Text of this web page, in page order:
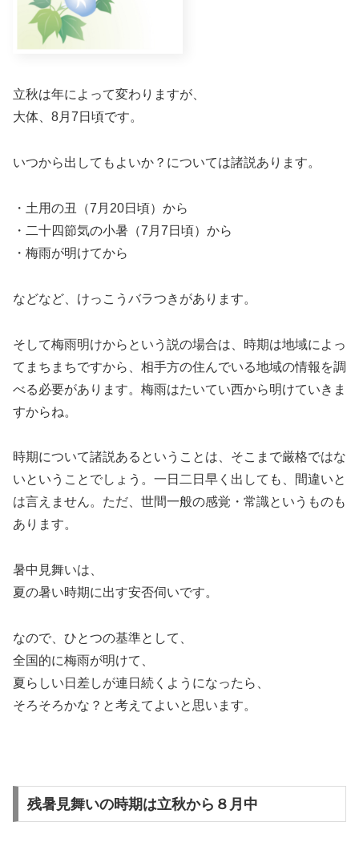
立秋は年によって変わりますが、
大体、8月7日頃です。
いつから出してもよいか？については諸説あります。
・土用の丑（7月20日頃）から
・二十四節気の小暑（7月7日頃）から
・梅雨が明けてから
などなど、けっこうバラつきがあります。
そして梅雨明けからという説の場合は、時期は地域によっ
てまちまちですから、相手方の住んでいる地域の情報を調
べる必要があります。梅雨はたいてい西から明けていきま
すからね。
時期について諸説あるということは、そこまで厳格ではな
いということでしょう。一日二日早く出しても、間違いと
は言えません。ただ、世間一般の感覚・常識というものも
あります。
暑中見舞いは、
夏の暑い時期に出す安否伺いです。
なので、ひとつの基準として、
全国的に梅雨が明けて、
夏らしい日差しが連日続くようになったら、
そろそろかな？と考えてよいと思います。
残暑見舞いの時期は立秋から８月中